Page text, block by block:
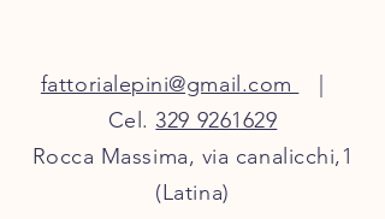
fattorialepini@gmail.com
Cel. 329 9261629
Rocca Massima, via canalicchi,1
(Latina)